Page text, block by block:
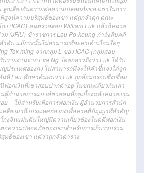
ลูกเสี่ยงอันตรายต่อความปลอดภัยของเขาในการ
สูจน์ความบริสุทธิ์ของเขา แต่ถูกจำคุก คณะ
ง (ICAC) คนตรวจสอบ William Luk แล้วก็หน่วย
ม (JFIU) ข้าราชการ Lau Po-keung กำลังสืบคดี
ำดับ แม้กระนั้นไม่สามารถที่จะหาเค้าเงื่อนใดๆ
Tak-ming จากกลุ่ม L ของ ICAC (กลุ่มสอบ
รายงานจาก Eva Ng โดยกล่าวถึงว่า Luk ได้รับ
ประเทศฮ่องกง ไม่สามารถที่จะให้คำชี้แจงได้ลูก
นที Lau ศึกษาค้นพบว่า Luk ถูกล้อมกรอบซึ่งเชื่อม
ฟอกเงินที่เขาสอบปากคำอยู่ ในขณะเดียวกันเลา
ผู้อำนวยการแบงค์ช่วยคนที่อยู่เบื้องหลังหน่วยงาน
– โม้สำหรับเพื่อการฟอกเงิน ผู้อำนวยการสำนัก
หลียงมาถึงประเทศฮ่องกงเพื่อหาสติปัญญาที่สำคัญ
กงจีนแผ่นดินใหญ่มีความเกี่ยวข้องในคดีฟอกเงิน
อความปลอดภัยของเขาสำหรับการเก็บรวบรวม
ทธิ์ของเขา แต่ว่าถูกจำตาราง